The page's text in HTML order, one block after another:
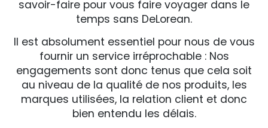
savoir-faire pour vous faire voyager dans le
temps sans DeLorean.
Il est absolument essentiel pour nous de vous
fournir un service irréprochable : Nos
engagements sont donc tenus que cela soit
au niveau de la qualité de nos produits, les
marques utilisées, la relation client et donc
bien entendu les délais.